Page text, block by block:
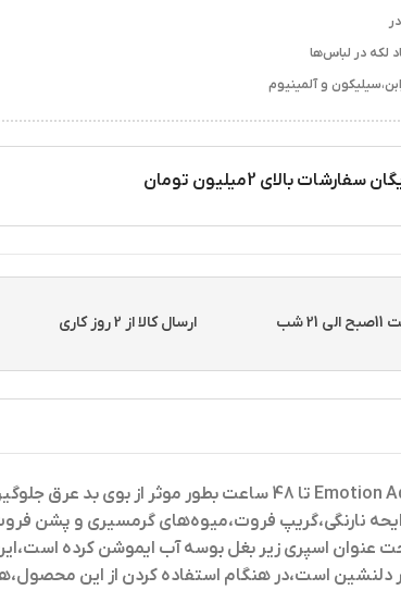
لکه در لباس‌ها
و آلمینیوم
سفارشات بالای 2میلیون تومان
شب ارسال کالا از 2 روز کاری
تا 48 ساعت بطور موثر از بوی بد عرق
رایحه نارنگی،گریپ فروت،میوه‌های گرمسیری و پشن
دلنشین است،در هنگام استفاده کردن از این